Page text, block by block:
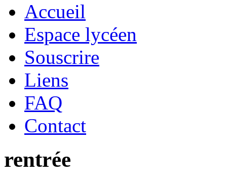
Accueil
Espace lycéen
Souscrire
Liens
FAQ
Contact
rentrée